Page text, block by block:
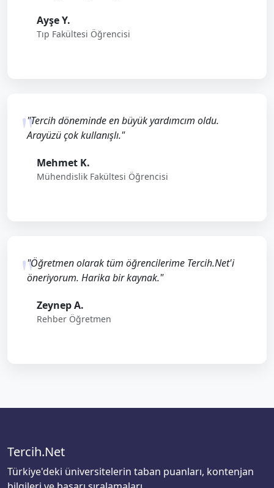
Ayşe Y.
Tıp Fakültesi Öğrencisi
"Tercih döneminde en büyük yardımcım oldu.
Arayüzü çok kullanışlı."
Mehmet K.
Mühendislik Fakültesi Öğrencisi
"Öğretmen olarak tüm öğrencilerime Tercih.Net'i
öneriyorum. Harika bir kaynak."
Zeynep A.
Rehber Öğretmen
Tercih.Net
Türkiye'deki üniversitelerin taban puanları, kontenjan